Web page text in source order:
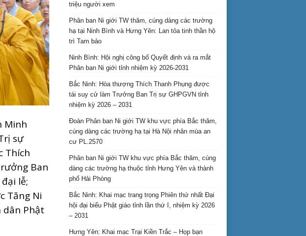
Minh
sự
Thích
Ban
lễ;
Tăng Ni
Phật
triệu người xem
Phân ban Ni giới TW thăm, cúng dàng các trường
hạ tại Ninh Bình và Hưng Yên: Lan tỏa tinh thần hộ
trì Tam bảo
Ninh Bình: Hội nghị công bố Quyết định và ra mắt
Phân ban Ni giới tỉnh nhiệm kỳ 2026-2031
Bắc Ninh: Hòa thượng Thích Thanh Phụng được
tái suy cử làm Trưởng Ban Trị sự GHPGVN tỉnh
nhiệm kỳ 2026 – 2031
Đoàn Phân ban Ni giới TW khu vực phía Bắc thăm,
cúng dàng các trường hạ tại Hà Nội nhân mùa an
cư PL.2570
Phân ban Ni giới TW khu vực phía Bắc thăm, cúng
dàng các trường hạ thuộc tỉnh Hưng Yên và thành
phố Hải Phòng
Bắc Ninh: Khai mạc trang trọng Phiên thứ nhất Đại
hội đại biểu Phật giáo tỉnh lần thứ I, nhiệm kỳ 2026
– 2031
Hưng Yên: Khai mạc Trại Kiền Trắc – Họp bạn